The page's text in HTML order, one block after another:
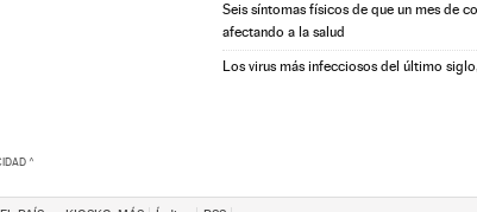
Seis síntomas físicos de que un mes de
afectando a la salud
Los virus más infecciosos del último